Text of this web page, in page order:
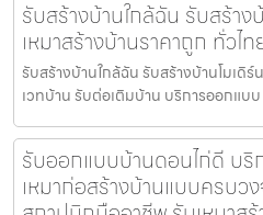
รับสร้างบ้านใกล้ฉัน รับสร้า
เหมาสร้างบ้านราคาถูก ทั่วไท
รับสร้างบ้านใกล้ฉัน รับสร้างบ้านโมเดิร์
เวทบ้าน รับต่อเติมบ้าน บริการออกแบ
รับออกแบบบ้านดอนไก่ดี บริ
เหมาก่อสร้างบ้านแบบครบว